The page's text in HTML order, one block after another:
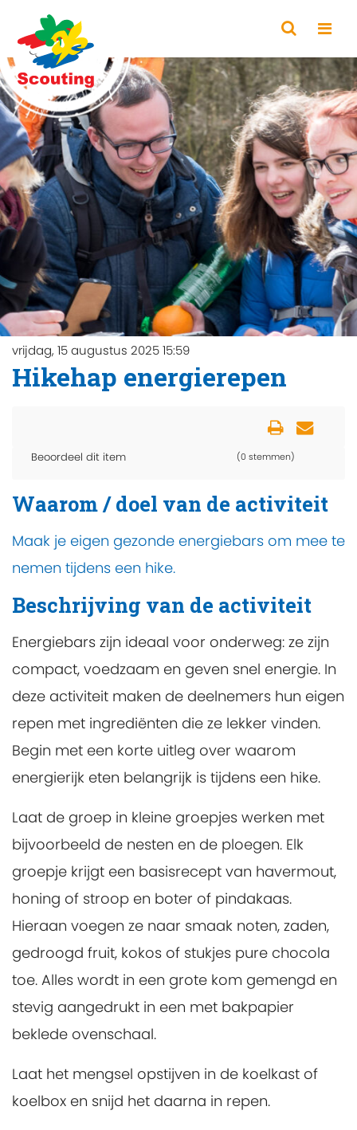
vrijdag, 15 augustus 2025 15:59
Hikehap energierepen
Beoordeel dit item (0 stemmen)
Waarom / doel van de activiteit
Maak je eigen gezonde energiebars om mee te
nemen tijdens een hike.
Beschrijving van de activiteit
Energiebars zijn ideaal voor onderweg: ze zijn
compact, voedzaam en geven snel energie. In
deze activiteit maken de deelnemers hun eigen
repen met ingrediënten die ze lekker vinden.
Begin met een korte uitleg over waarom
energierijk eten belangrijk is tijdens een hike.
Laat de groep in kleine groepjes werken met
bijvoorbeeld de nesten en de ploegen. Elk
groepje krijgt een basisrecept van havermout,
honing of stroop en boter of pindakaas.
Hieraan voegen ze naar smaak noten, zaden,
gedroogd fruit, kokos of stukjes pure chocola
toe. Alles wordt in een grote kom gemengd en
stevig aangedrukt in een met bakpapier
beklede ovenschaal.
Laat het mengsel opstijven in de koelkast of
koelbox en snijd het daarna in repen.